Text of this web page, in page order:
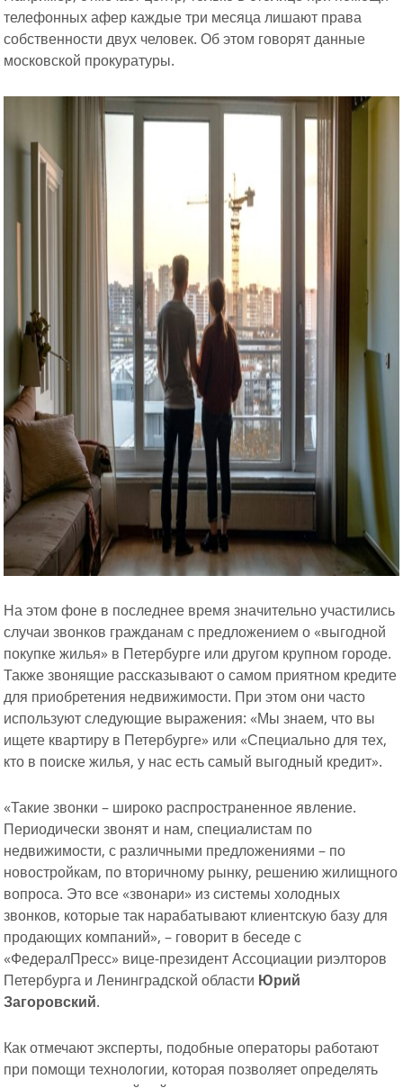
телефонных афер каждые три месяца лишают права
собственности двух человек. Об этом говорят данные
московской прокуратуры.
На этом фоне в последнее время значительно участились
случаи звонков гражданам с предложением о «выгодной
покупке жилья» в Петербурге или другом крупном городе.
Также звонящие рассказывают о самом приятном кредите
для приобретения недвижимости. При этом они часто
используют следующие выражения: «Мы знаем, что вы
ищете квартиру в Петербурге» или «Специально для тех,
кто в поиске жилья, у нас есть самый выгодный кредит».
«Такие звонки – широко распространенное явление.
Периодически звонят и нам, специалистам по
недвижимости, с различными предложениями – по
новостройкам, по вторичному рынку, решению жилищного
вопроса. Это все «звонари» из системы холодных
звонков, которые так нарабатывают клиентскую базу для
продающих компаний», – говорит в беседе с
«ФедералПресс» вице-президент Ассоциации риэлторов
Петербурга и Ленинградской области Юрий
Загоровский.
Как отмечают эксперты, подобные операторы работают
при помощи технологии, которая позволяет определять